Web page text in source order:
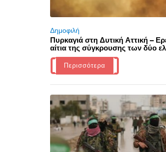
Δημοφιλή
Πυρκαγιά στη Δυτική Αττική –
αίτια της σύγκρουσης των δύο
Περισσότερα